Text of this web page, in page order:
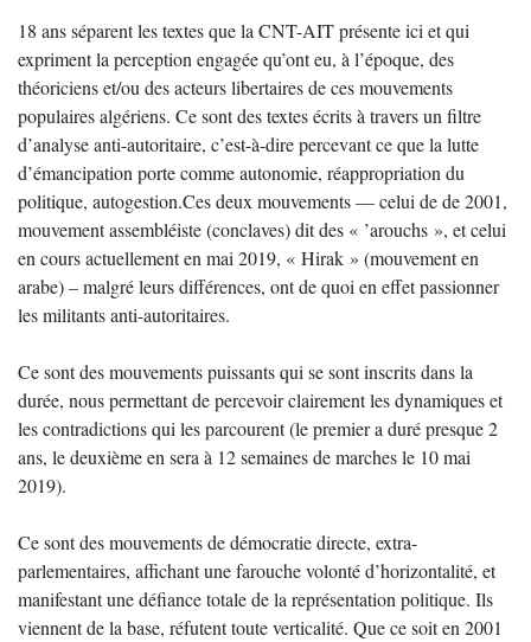
18 ans séparent les textes que la CNT-AIT présente ici et qui
expriment la perception engagée qu’ont eu, à l’époque, des
théoriciens et/ou des acteurs libertaires de ces mouvements
populaires algériens. Ce sont des textes écrits à travers un filtre
d’analyse anti-autoritaire, c’est-à-dire percevant ce que la lutte
d’émancipation porte comme autonomie, réappropriation du
politique, autogestion.Ces deux mouvements — celui de de 2001,
mouvement assembléiste (conclaves) dit des « ’arouchs », et celui
en cours actuellement en mai 2019, « Hirak » (mouvement en
arabe) – malgré leurs différences, ont de quoi en effet passionner
les militants anti-autoritaires.
Ce sont des mouvements puissants qui se sont inscrits dans la
durée, nous permettant de percevoir clairement les dynamiques et
les contradictions qui les parcourent (le premier a duré presque 2
ans, le deuxième en sera à 12 semaines de marches le 10 mai
2019).
Ce sont des mouvements de démocratie directe, extra-
parlementaires, affichant une farouche volonté d’horizontalité, et
manifestant une défiance totale de la représentation politique. Ils
viennent de la base, réfutent toute verticalité. Que ce soit en 2001